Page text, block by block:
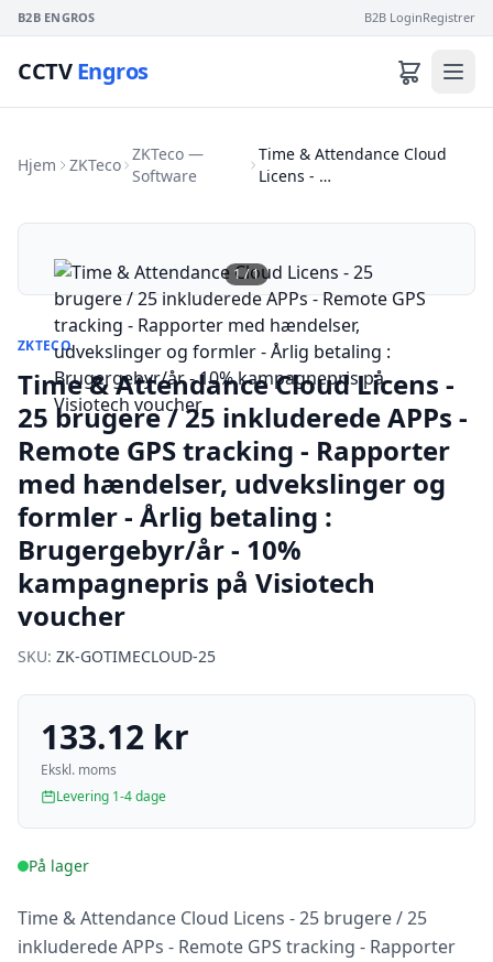
B2B ENGROS B2B LoginRegistrer
CCTVEngros
Hjem ZKTeco
ZKTeco —
Software
Time & Attendance Cloud
Licens - …
1/1
ZKTECO
Time & Attendance Cloud Licens -
25 brugere / 25 inkluderede APPs -
Remote GPS tracking - Rapporter
med hændelser, udvekslinger og
formler - Årlig betaling :
Brugergebyr/år - 10%
kampagnepris på Visiotech
voucher
SKU: ZK-GOTIMECLOUD-25
133.12 kr
Ekskl. moms
Levering 1-4 dage
På lager
Time & Attendance Cloud Licens - 25 brugere / 25
inkluderede APPs - Remote GPS tracking - Rapporter